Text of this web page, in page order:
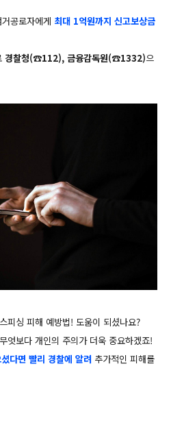
공로자에게 최대 1억원까지 신고보상금
경찰청(☎112), 금융감독원(☎1332)으
피싱 피해 예방법! 도움이 되셨나요?
무엇보다 개인의 주의가 더욱 중요하겠죠!
다면 빨리 경찰에 알려 추가적인 피해를